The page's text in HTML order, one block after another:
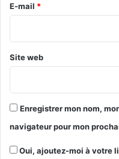
e
E-mail *
Site web
Enregistrer mon nom,
navigateur pour mon
Oui, ajoutez-moi à votre